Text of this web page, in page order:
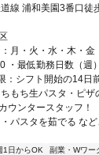
線 浦和美園3番口徒
、ＪＲ武蔵野線 東
【受動喫煙防止措置
月・火・水・木・金
・最低勤務日数（週
：シフト開始の14日
もち生パスタ・ピザ
ウンタースタッフ！
・パスタを茹でる な
1日からOK 副業・Wワー